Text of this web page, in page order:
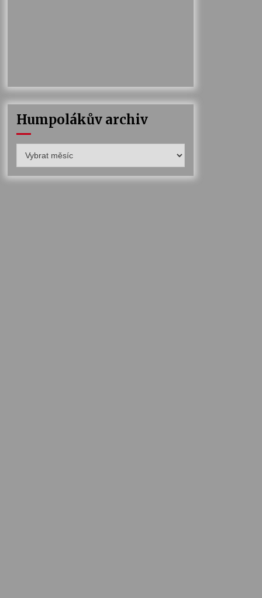
Humpolákův archiv
archiv